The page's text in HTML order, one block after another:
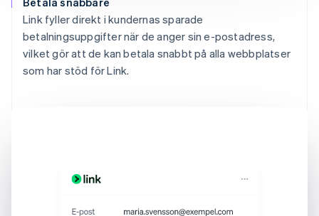
Link fyller direkt i kundernas sparade
betalningsuppgifter när de anger sin e-postadress,
vilket gör att de kan betala snabbt på alla webbplatser
som har stöd för Link.